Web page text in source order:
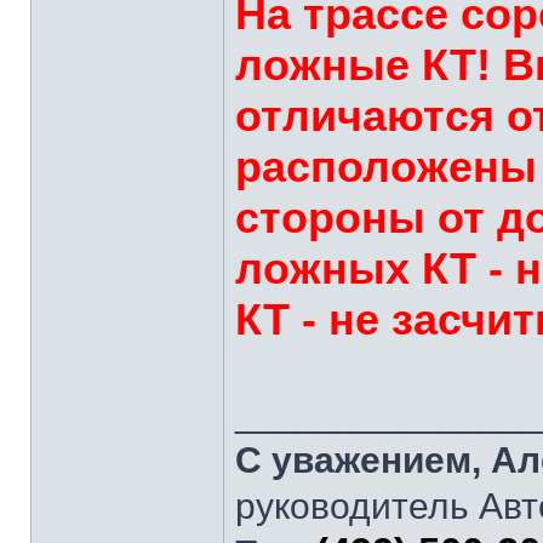
На трассе
ложные КТ!
отличаются
расположены
стороны от
ложных КТ -
КТ - не
С уважением,
руководитель